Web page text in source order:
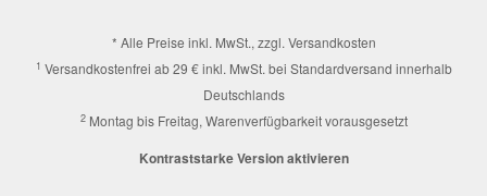
* Alle Preise inkl. MwSt., zzgl. Versandkosten
1 Versandkostenfrei ab 29 € inkl. MwSt. bei Standardversand innerhalb
Deutschlands
2Montag bis Freitag, Warenverfügbarkeit vorausgesetzt
Kontraststarke Version aktivieren